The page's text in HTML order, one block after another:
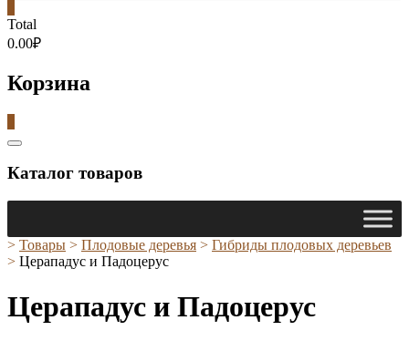
Total
0.00₽
Корзина
Catalog
Каталог товаров
> Товары > Плодовые деревья > Гибриды плодовых деревьев
> Церападус и Падоцерус
Церападус и Падоцерус